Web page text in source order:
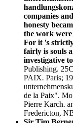
companies
honesty
the work
For it 's
fairly is souls
investigative
Publishing.
PAIX. Paris;
de la Paix".
Pierre Karch.
Fredericton,